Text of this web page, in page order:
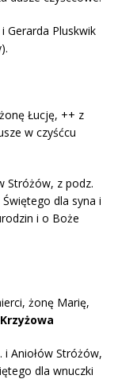
Gerarda Pluskwik
Łucję, ++ z
w czyśćcu
Stróżów, z podz.
dla syna i
i o Boże
żonę Marię,
i Aniołów Stróżów,
dla wnuczki